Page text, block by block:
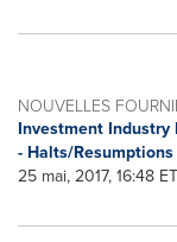
NOUVELLES
Investment Industry
- Halts/Resumptions
25 mai, 2017, 16:48 ET